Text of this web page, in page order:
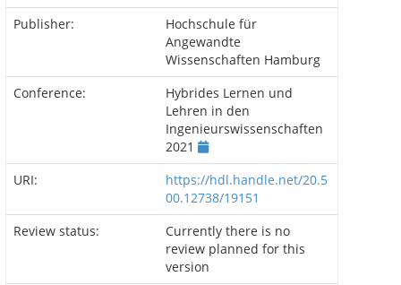
Publisher:
Hochschule für
Angewandte
Wissenschaften Hamburg
Conference:
Hybrides Lernen und
Lehren in den
Ingenieurswissenschaften
2021
URI:
https://hdl.handle.net/20.5
00.12738/19151
Review status:
Currently there is no
review planned for this
version